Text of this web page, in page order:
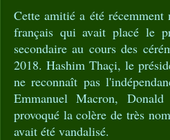
Cette amitié a été
français qui avait placé le
secondaire au cours des
2018. Hashim Thaçi, le
ne reconnaît pas
Emmanuel Macron,
provoqué la colère de très
avait été vandalisé.